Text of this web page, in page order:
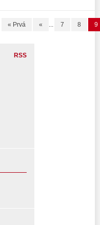
« Prvá « ... 7 8 9
RSS